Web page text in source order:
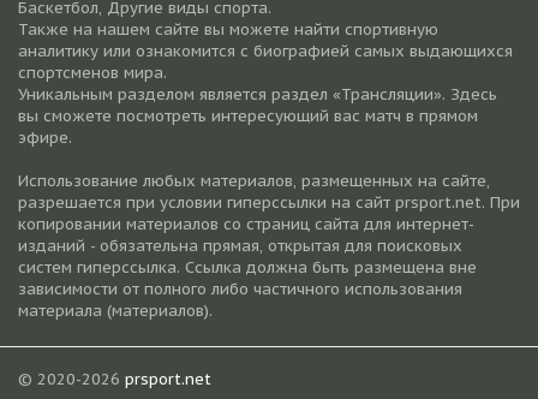
Баскетбол, Другие виды спорта.
Также на нашем сайте вы можете найти спортивную
аналитику или ознакомится с биографией самых выдающихся
спортсменов мира.
Уникальным разделом является раздел «Трансляции». Здесь
вы сможете посмотреть интересующий вас матч в прямом
эфире.
Использование любых материалов, размещенных на сайте,
разрешается при условии гиперссылки на cайт prsport.net. При
копировании материалов со страниц сайта для интернет-
изданий - обязательна прямая, открытая для поисковых
систем гиперссылка. Ссылка должна быть размещена вне
зависимости от полного либо частичного использования
материала (материалов).
© 2020-2026 prsport.net